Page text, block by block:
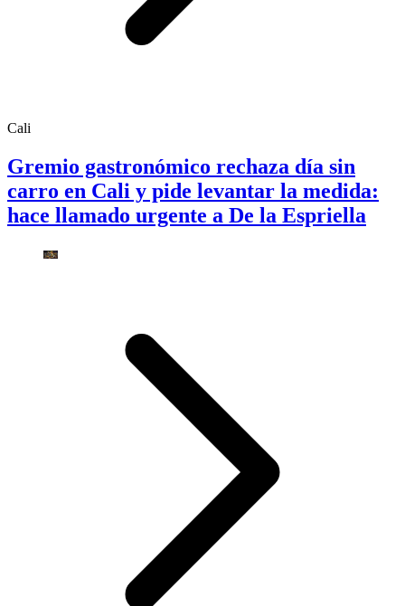
Cali
Gremio gastronómico rechaza día sin
carro en Cali y pide levantar la medida:
hace llamado urgente a De la Espriella